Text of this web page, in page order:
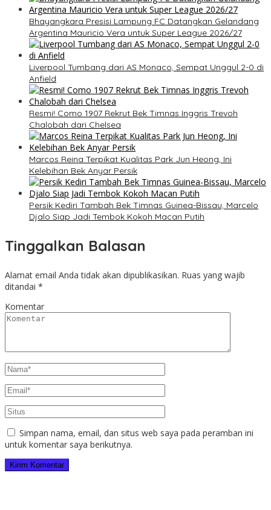
Bhayangkara Presisi Lampung FC Datangkan Gelandang
Argentina Mauricio Vera untuk Super League 2026/27
Liverpool Tumbang dari AS Monaco, Sempat Unggul 2-0 di
Anfield
Resmi! Como 1907 Rekrut Bek Timnas Inggris Trevoh
Chalobah dari Chelsea
Marcos Reina Terpikat Kualitas Park Jun Heong, Ini
Kelebihan Bek Anyar Persik
Persik Kediri Tambah Bek Timnas Guinea-Bissau, Marcelo
Djalo Siap Jadi Tembok Kokoh Macan Putih
Tinggalkan Balasan
Alamat email Anda tidak akan dipublikasikan. Ruas yang wajib
ditandai *
Komentar
Simpan nama, email, dan situs web saya pada peramban ini
untuk komentar saya berikutnya.